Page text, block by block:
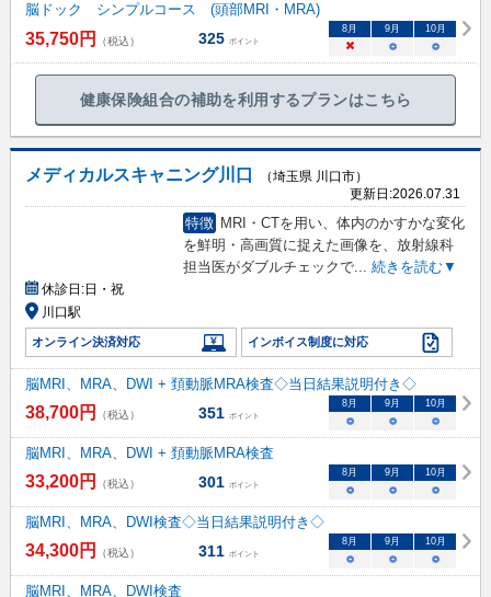
脳ドック シンプルコース (頭部MRI・MRA)
35,750円 （税込） 325 ポイント
8月 9月 10月
× ○ ○
健康保険組合の補助を利用するプランはこちら
メディカルスキャニング川口
（埼玉県 川口市）
更新日:2026.07.31
特徴 MRI・CTを用い、体内のかすかな変化
を鮮明・高画質に捉えた画像を、放射線科
担当医がダブルチェックで... 続きを読む▼
休診日:日・祝
川口駅
オンライン決済対応 インボイス制度に対応
脳MRI、MRA、DWI + 頚動脈MRA検査◇当日結果説明付き◇
38,700円 （税込） 351 ポイント
8 月 9 月 10月
○ ○ ○
脳MRI、MRA、DWI + 頚動脈MRA検査
33,200円 （税込） 301 ポイント
8 月 9 月 10月
○ ○ ○
脳MRI、MRA、DWI検査◇当日結果説明付き◇
34,300円 （税込） 311 ポイント
8 月 9 月 10月
○ ○ ○
脳MRI、MRA、DWI検査